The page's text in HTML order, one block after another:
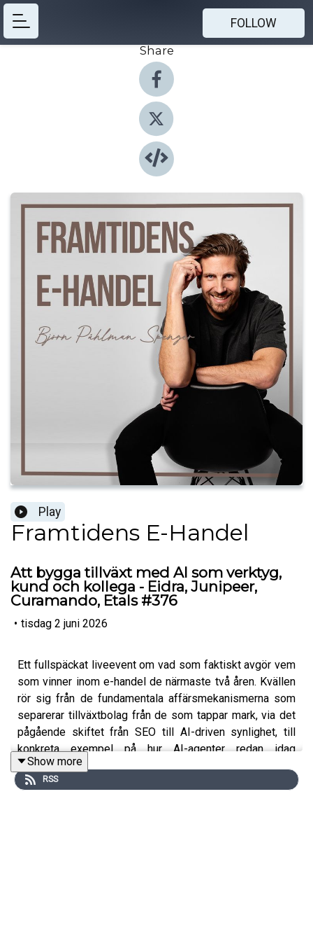
FOLLOW
Share
Play
Framtidens E-Handel
Att bygga tillväxt med AI som verktyg,
kund och kollega - Eidra, Junipeer,
Curamando, Etals #376
• tisdag 2 juni 2026
Ett fullspäckat liveevent om vad som faktiskt avgör vem
som vinner inom e-handel de närmaste två åren. Kvällen
rör sig från de fundamentala affärsmekanismerna som
separerar tillväxtbolag från de som tappar mark, via det
pågående skiftet från SEO till AI-driven synlighet, till
konkreta exempel på hur AI-agenter redan idag
automatiserar processer som tidigare tog veckor.
Avslutningsvis sätter sig en erfaren panel och svarar rakt
Show more
RSS